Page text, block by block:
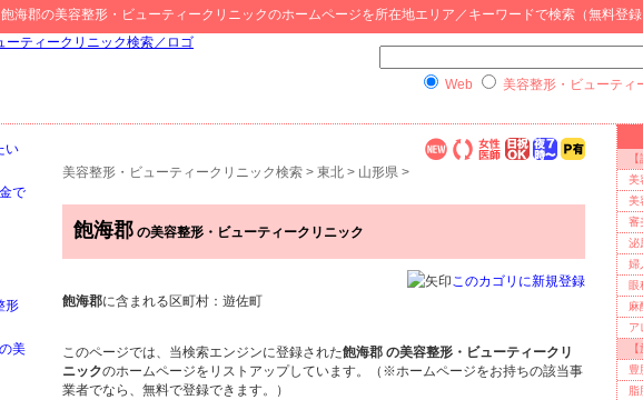
飽海郡の美容整形・ビューティークリニックのホームページを所在地エリア／キーワードで検索（無料登録
Web 美容整形・ビューティ
美容整形・ビューティークリニック検索 > 東北 > 山形県 >
飽海郡 の美容整形・ビューティークリニック
このカゴリに新規登録
飽海郡に含まれる区町村：遊佐町
このページでは、当検索エンジンに登録された飽海郡 の美容整形・ビューティークリ
ニックのホームページをリストアップしています。（※ホームページをお持ちの該当事
業者でなら、無料で登録できます。）
美
美
審
泌
婦
眼
麻
ア
豊
脂